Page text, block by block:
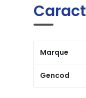
Marque
Gencod